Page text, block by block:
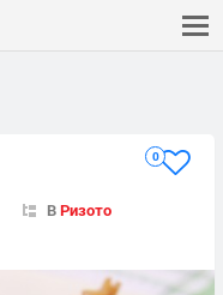
0
ВРизото